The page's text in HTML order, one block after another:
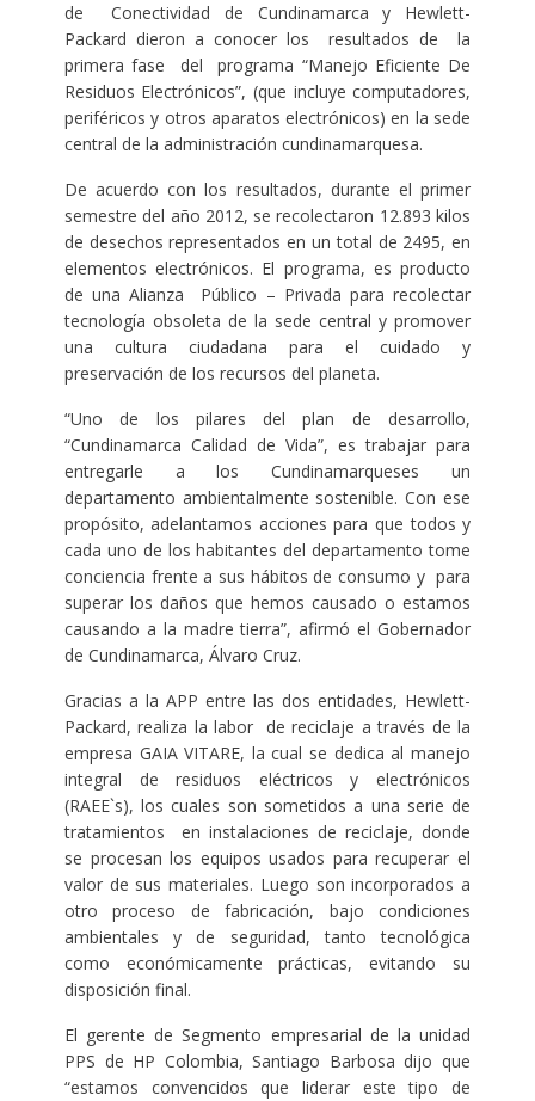
de Conectividad de Cundinamarca y Hewlett-
Packard dieron a conocer los resultados de la
primera fase del programa “Manejo Eficiente De
Residuos Electrónicos”, (que incluye computadores,
periféricos y otros aparatos electrónicos) en la sede
central de la administración cundinamarquesa.
De acuerdo con los resultados, durante el primer
semestre del año 2012, se recolectaron 12.893 kilos
de desechos representados en un total de 2495, en
elementos electrónicos. El programa, es producto
de una Alianza Público – Privada para recolectar
tecnología obsoleta de la sede central y promover
una cultura ciudadana para el cuidado y
preservación de los recursos del planeta.
“Uno de los pilares del plan de desarrollo,
“Cundinamarca Calidad de Vida”, es trabajar para
entregarle a los Cundinamarqueses un
departamento ambientalmente sostenible. Con ese
propósito, adelantamos acciones para que todos y
cada uno de los habitantes del departamento tome
conciencia frente a sus hábitos de consumo y para
superar los daños que hemos causado o estamos
causando a la madre tierra”, afirmó el Gobernador
de Cundinamarca, Álvaro Cruz.
Gracias a la APP entre las dos entidades, Hewlett-
Packard, realiza la labor de reciclaje a través de la
empresa GAIA VITARE, la cual se dedica al manejo
integral de residuos eléctricos y electrónicos
(RAEE`s), los cuales son sometidos a una serie de
tratamientos en instalaciones de reciclaje, donde
se procesan los equipos usados para recuperar el
valor de sus materiales. Luego son incorporados a
otro proceso de fabricación, bajo condiciones
ambientales y de seguridad, tanto tecnológica
como económicamente prácticas, evitando su
disposición final.
El gerente de Segmento empresarial de la unidad
PPS de HP Colombia, Santiago Barbosa dijo que
“estamos convencidos que liderar este tipo de